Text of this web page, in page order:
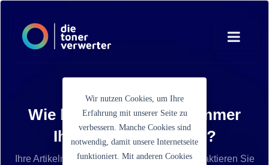
Wie lautet die Artikelnummer
Ihrer Tonerkartusche?
Ihre Artikelnummer ist nicht aufgelistet? Kontaktieren Sie
Wir nutzen Cookies, um Ihre
Erfahrung mit unserer Seite zu
verbessern. Manche Cookies sind
notwendig, damit unsere Internetseite
funktioniert. Mit anderen Cookies